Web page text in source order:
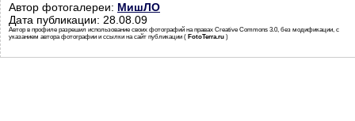
Автор фотогалереи: МишЛО
Дата публикации: 28.08.09
Автор в профиле разрешил использование своих фотографий на правах Creative Commons 3.0, без модификации, с
указанием автора фотографии и ссылки на сайт публикации ( FotoTerra.ru )